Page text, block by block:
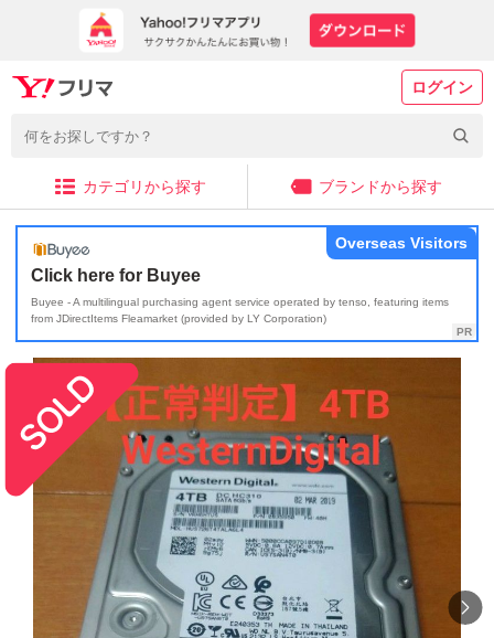
ログイン
カテゴリから探す ブランドから探す
Click here for Buyee
Buyee - A multilingual purchasing agent service operated by tenso, featuring items
from JDirectItems Fleamarket (provided by LY Corporation)
Overseas Visitors